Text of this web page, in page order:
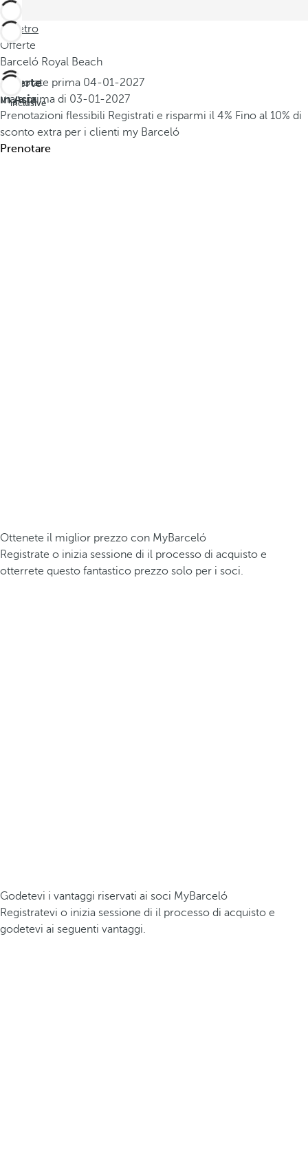
Indietro
Offerte
Barceló Royal Beach
Offerte
in Asia
inclusive
Prenotate prima 04-01-2027
Viaja prima di 03-01-2027
Prenotazioni flessibili Registrati e risparmi il 4% Fino al 10% di
sconto extra per i clienti my Barceló
Prenotare
Ottenete il miglior prezzo con MyBarceló
Registrate o inizia sessione di il processo di acquisto e
otterrete questo fantastico prezzo solo per i soci.
Godetevi i vantaggi riservati ai soci MyBarceló
Registratevi o inizia sessione di il processo di acquisto e
godetevi ai seguenti vantaggi.